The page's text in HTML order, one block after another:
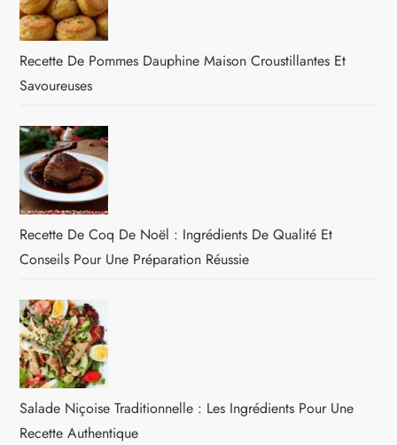
Recette De Pommes Dauphine Maison Croustillantes Et
Savoureuses
Recette De Coq De Noël : Ingrédients De Qualité Et
Conseils Pour Une Préparation Réussie
Salade Niçoise Traditionnelle : Les Ingrédients Pour Une
Recette Authentique